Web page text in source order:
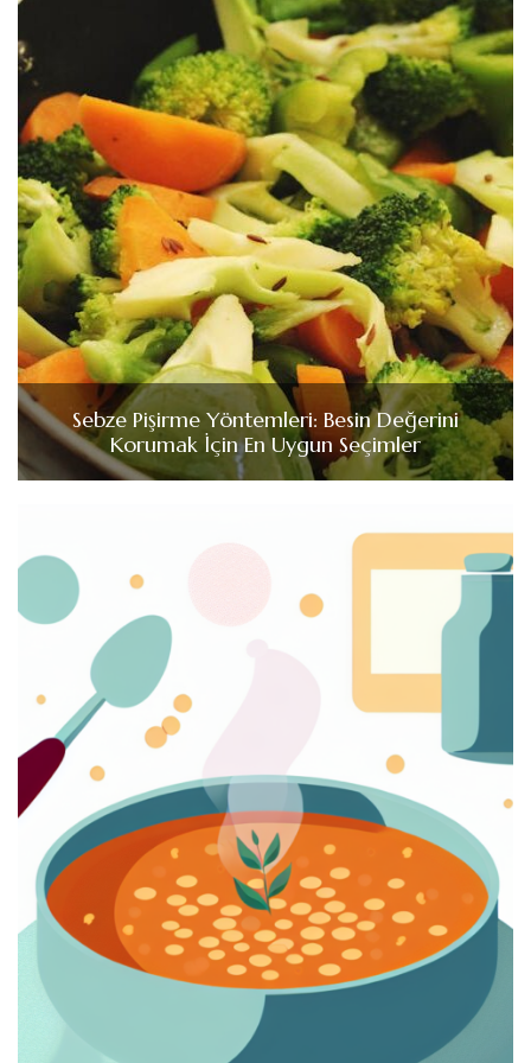
Sebze Pişirme Yöntemleri: Besin Değerini
Korumak İçin En Uygun Seçimler